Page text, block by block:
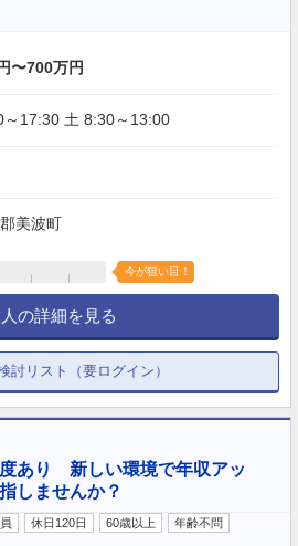
〜700万円
～17:30 土 8:30～13:00
美波町
今が狙い目！
の詳細を見る
討リスト（要ログイン）
あり 新しい環境で年収アッ
しませんか？
休日120日 60歳以上
年齢不問